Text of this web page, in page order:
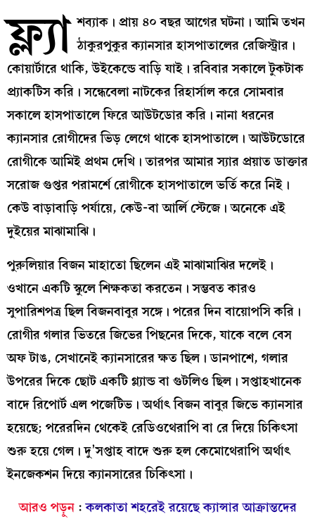
ফ্ল্যা শব্যাক। প্রায় ৪০ বছর আগের ঘটনা। আমি তখন
ঠাকুরপুকুর ক্যানসার হাসপাতালের রেজিস্ট্রার।
কোয়ার্টারে থাকি, উইকেন্ডে বাড়ি যাই। রবিবার সকালে টুকটাক
প্র্যাকটিস করি। সন্ধেবেলা নাটকের রিহার্সাল করে সোমবার
সকালে হাসপাতালে ফিরে আউটডোর করি। নানা ধরনের
ক্যানসার রোগীদের ভিড় লেগে থাকে হাসপাতালে। আউটডোরে
রোগীকে আমিই প্রথম দেখি। তারপর আমার স্যার প্রয়াত ডাক্তার
সরোজ গুপ্তর পরামর্শে রোগীকে হাসপাতালে ভর্তি করে নিই।
কেউ বাড়াবাড়ি পর্যায়ে, কেউ-বা আর্লি স্টেজে। অনেকে এই
দুইয়ের মাঝামাঝি।
পুরুলিয়ার বিজন মাহাতো ছিলেন এই মাঝামাঝির দলেই।
ওখানে একটি স্কুলে শিক্ষকতা করতেন। সম্ভবত কারও
সুপারিশপত্র ছিল বিজনবাবুর সঙ্গে। পরের দিন বায়োপসি করি।
রোগীর গলার ভিতরে জিভের পিছনের দিকে, যাকে বলে বেস
অফ টাঙ, সেখানেই ক্যানসারের ক্ষত ছিল। ডানপাশে, গলার
উপরের দিকে ছোট একটি গ্ল্যান্ড বা গুটলিও ছিল। সপ্তাহখানেক
বাদে রিপোর্ট এল পজেটিভ। অর্থাৎ বিজন বাবুর জিভে ক্যানসার
হয়েছে; পরেরদিন থেকেই রেডিওথেরাপি বা রে দিয়ে চিকিৎসা
শুরু হয়ে গেল। দু’সপ্তাহ বাদে শুরু হল কেমোথেরাপি অর্থাৎ
ইনজেকশন দিয়ে ক্যানসারের চিকিৎসা।
আরও পড়ুন:কলকাতা শহরেই রয়েছে ক্যান্সার আক্রান্তদের